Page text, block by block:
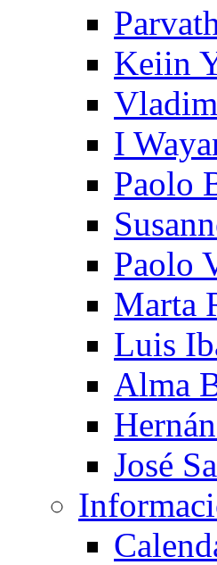
Keiin
I
Paolo
Paolo
Marta
Luis
Alma
José